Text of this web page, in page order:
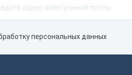
персональных данных